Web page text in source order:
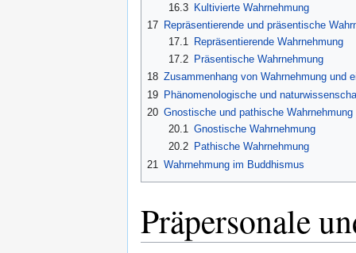
16.3 Kultivierte Wahrnehmung
17 Repräsentierende und präsentische
17.1
Repräsentierende Wahrnehmung
17.2
Präsentische Wahrnehmung
18 Zusammenhang von Wahrnehmung und
19 Phänomenologische und
20 Gnostische und pathische Wahrnehmung
20.1 Gnostische Wahrnehmung
20.2
Pathische Wahrnehmung
21
Wahrnehmung im Buddhismus
Präpersonale